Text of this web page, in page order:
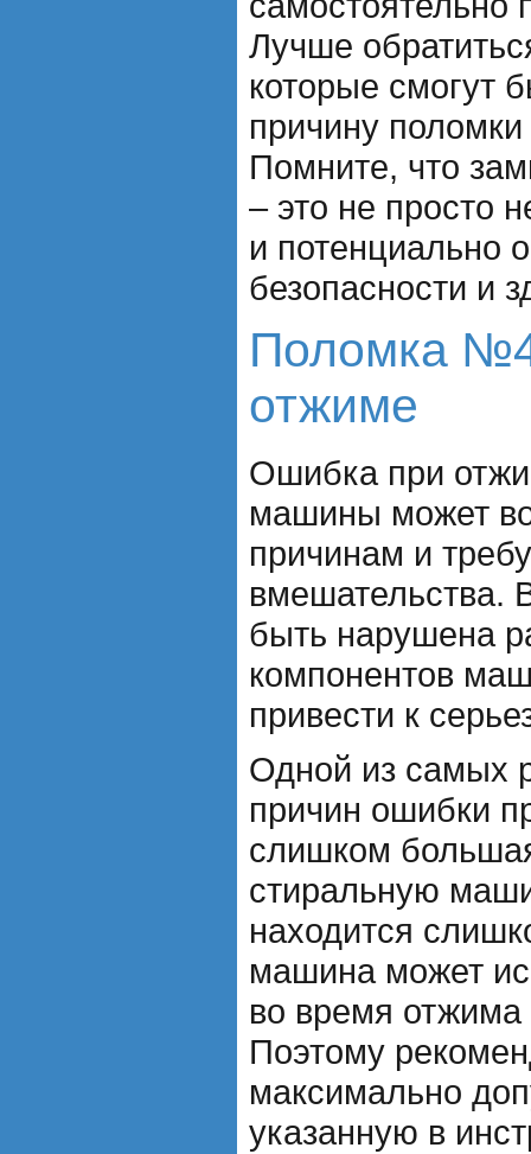
Лучше
которые смогут
причину
Помните, что
– это не просто
и потенциально
безопасности и
Поломка
отжиме
Ошибка при
машины может
причинам и
вмешательства.
быть нарушена
компонентов
привести к
Одной из самых
причин ошибки
слишком
стиральную
находится
машина может
во время
Поэтому
максимально
указанную в